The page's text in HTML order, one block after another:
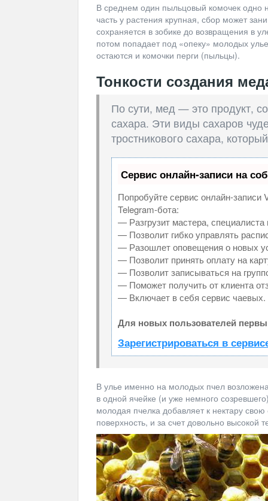
В среднем один пыльцовый комочек одно
часть у растения крупная, сбор может
сохраняется в зобике до возвращения в
потом попадает под «опеку» молодых
остаются и комочки перги (пыльцы).
Тонкости создания
По сути, мед — это продукт,
сахара. Эти виды сахаров
тростникового сахара,
Сервис онлайн-записи на
Попробуйте сервис онлайн-записи
Telegram-бота:
— Разгрузит мастера,
— Позволит гибко управлять
— Разошлет оповещения о новых
— Позволит принять оплату на
— Позволит записываться на
— Поможет получить от клиента
— Включает в себя сервис чаевых.
Для новых пользователей
Зарегистрироваться в
В улье именно на молодых пчел
в одной ячейке (и уже немного
молодая пчелка добавляет к нектару
поверхность, и за счет довольно высокой